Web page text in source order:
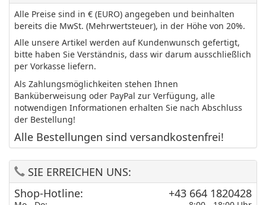
Alle Preise sind in € (EURO) angegeben und beinhalten
bereits die MwSt. (Mehrwertsteuer), in der Höhe von 20%.
Alle unsere Artikel werden auf Kundenwunsch gefertigt,
bitte haben Sie Verständnis, dass wir darum ausschließlich
per Vorkasse liefern.
Als Zahlungsmöglichkeiten stehen Ihnen
Banküberweisung oder PayPal zur Verfügung, alle
notwendigen Informationen erhalten Sie nach Abschluss
der Bestellung!
Alle Bestellungen sind versandkostenfrei!
SIE ERREICHEN UNS:
Shop-Hotline:
+43 664 1820428